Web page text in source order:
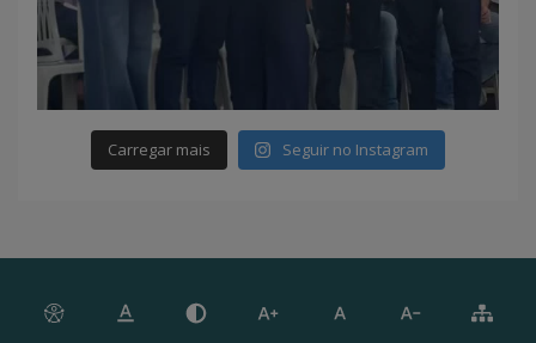
Carregar mais Seguir no Instagram